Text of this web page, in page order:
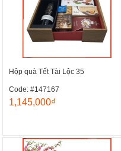
Hộp quà Tết Tài Lộc 35
Code: #147167
1,145,000₫